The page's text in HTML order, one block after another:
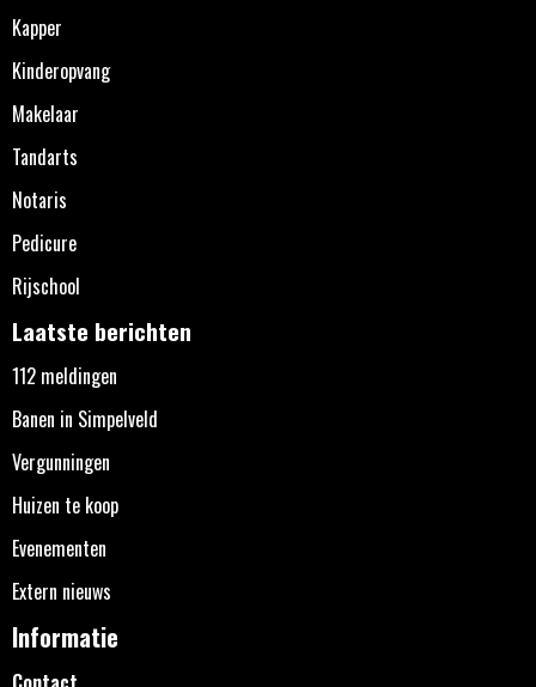
Kapper
Kinderopvang
Makelaar
Tandarts
Notaris
Pedicure
Rijschool
Laatste berichten
112 meldingen
Banen in Simpelveld
Vergunningen
Huizen te koop
Evenementen
Extern nieuws
Informatie